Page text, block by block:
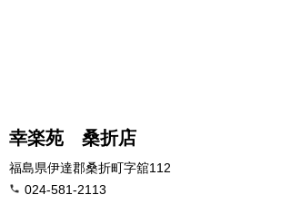
幸楽苑 桑折店
福島県伊達郡桑折町字舘112
024-581-2113